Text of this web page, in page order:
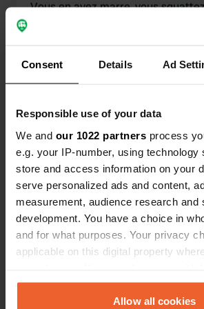
Consent Details Ad
Responsible use of your data
We and our 1022 partners process
e.g. your IP-number, using
store and access information on your
serve personalized ads and content,
measurement, audience research and
development. You have a choice in
and for what purposes. Your privacy
applicable on this digital property
any time from the Cookie Declaration
the Privacy trigger icon.Allow all cookies
Vous en avez marre, vous
Es-tu déjà venu ici ?
Contact
Emplacement
Piazzale Walther Cavallera